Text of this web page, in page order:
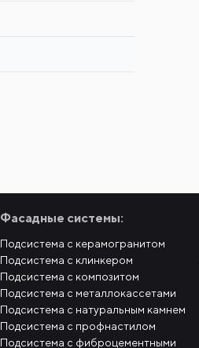
Фасадные системы:
Подсистема с керамогранитом
Подсистема с клинкером
Подсистема с композитом
Подсистема с металлокассетами
Подсистема с натуральным камнем
Подсистема с профнастилом
Подсистема с фиброцементными